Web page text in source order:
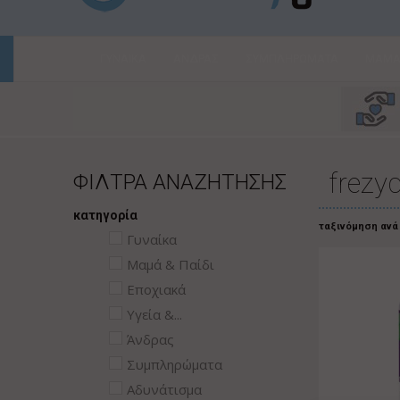
ΦΙΛΤΡΑ ΑΝΑΖΗΤΗΣΗΣ
κατηγορία
Γυναίκα
Μαμά & Παίδι
Εποχιακά
Υγεία &...
Άνδρας
Συμπληρώματα
Αδυνάτισμα
ταξινόμηση ανά